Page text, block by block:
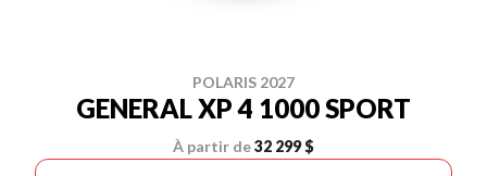
POLARIS 2027
GENERAL XP 4 1000 SPORT
À partir de32 299 $